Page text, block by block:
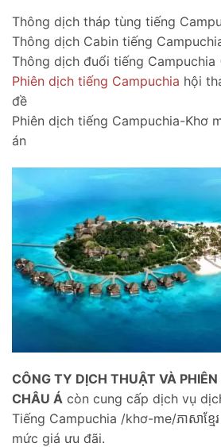
Thông dịch tháp tùng tiếng
Thông dịch Cabin tiếng
Thông dịch đuổi tiếng Campuchia
Phiên dịch tiếng Campuchia hội
đề
Phiên dịch tiếng Campuchia-Khơ
án
CÔNG TY DỊCH THUẬT VÀ
CHÂU Á còn cung cấp dịch vụ
Tiếng Campuchia /khơ-me/ភាសាខ្ម
mức giá ưu đãi.